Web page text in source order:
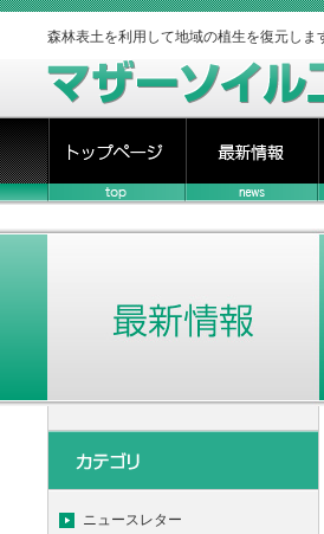
森林表土を利用して地域の植生を復元しま
ニュースレター